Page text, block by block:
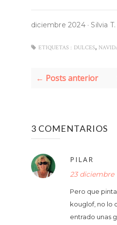
diciembre 2024· Silvia
ETIQUETAS : DULCES,
← Posts anterior
3 COMENTARIOS
PILAR
23 diciembre
Pero que
kouglof, no lo
entrado unas